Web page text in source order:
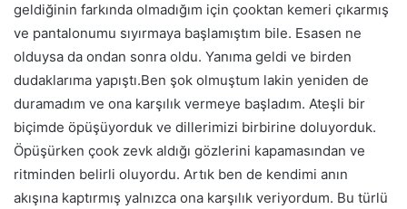
geldiğinin farkında olmadığım için çooktan kemeri çıkarmış
ve pantalonumu sıyırmaya başlamıştım bile. Esasen ne
olduysa da ondan sonra oldu. Yanıma geldi ve birden
dudaklarıma yapıştı.Ben şok olmuştum lakin yeniden de
duramadım ve ona karşılık vermeye başladım. Ateşli bir
biçimde öpüşüyorduk ve dillerimizi birbirine doluyorduk.
Öpüşürken çook zevk aldığı gözlerini kapamasından ve
ritminden belirli oluyordu. Artık ben de kendimi anın
akışına kaptırmış yalnızca ona karşılık veriyordum. Bu türlü